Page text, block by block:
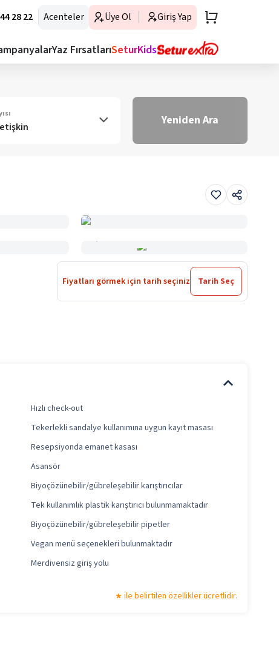
28 22 Acenteler Üye Ol Giriş Yap
Yaz FırsatlarıSeturKids
Yeniden Ara
Fiyatları görmek için tarih seçiniz Tarih Seç
Hızlı check-out
Tekerlekli sandalye kullanımına uygun kayıt masası
Resepsiyonda emanet kasası
Asansör
Biyoçözünebilir/gübreleşebilir karıştırıcılar
Tek kullanımlık plastik karıştırıcı bulunmamaktadır
Biyoçözünebilir/gübreleşebilir pipetler
Vegan menü seçenekleri bulunmaktadır
Merdivensiz giriş yolu
ile belirtilen özellikler ücretlidir.